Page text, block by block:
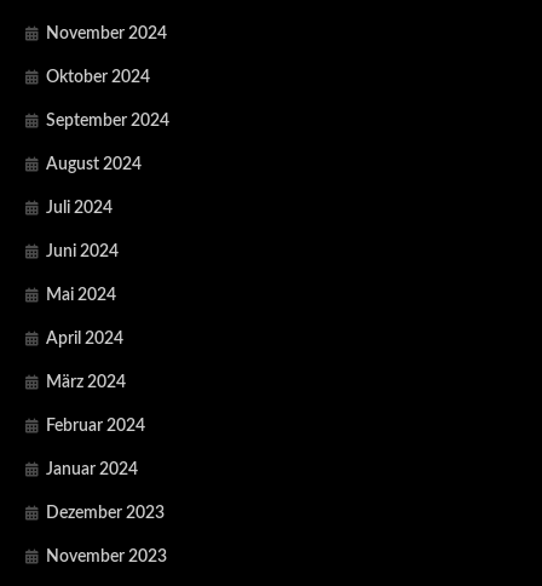
November 2024
Oktober 2024
September 2024
August 2024
Juli 2024
Juni 2024
Mai 2024
April 2024
März 2024
Februar 2024
Januar 2024
Dezember 2023
November 2023